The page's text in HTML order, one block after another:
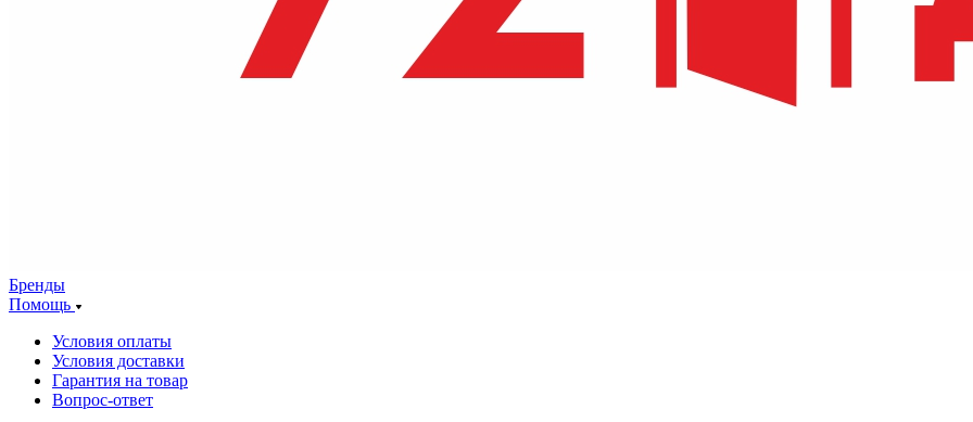
Бренды
Помощь
Условия оплаты
Условия доставки
Гарантия на товар
Вопрос-ответ